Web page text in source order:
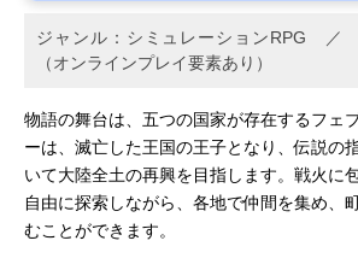
ジャンル：シミュレーションRPG ／
（オンラインプレイ要素あり）
物語の舞台は、五つの国家が存在するフェ
ーは、滅亡した王国の王子となり、伝説の
いて大陸全土の再興を目指します。戦火に
自由に探索しながら、各地で仲間を集め、
むことができます。